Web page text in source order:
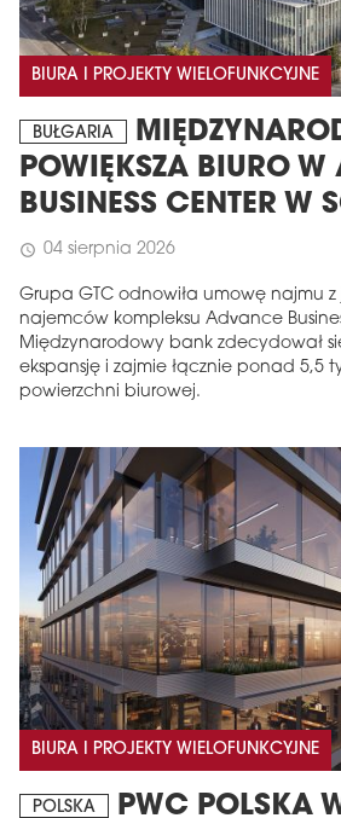
BIURA I PROJEKTY WIELOFUNKCYJNE
BUŁGARIA
POWIĘKSZA BIURO W
BUSINESS CENTER W
schedule 04 sierpnia 2026
Grupa GTC odnowiła umowę najmu
najemców kompleksu Advance
Międzynarodowy bank zdecydował
ekspansję i zajmie łącznie ponad 5,5
powierzchni biurowej.
BIURA I PROJEKTY WIELOFUNKCYJNE
POLSKA PWC POLSKA